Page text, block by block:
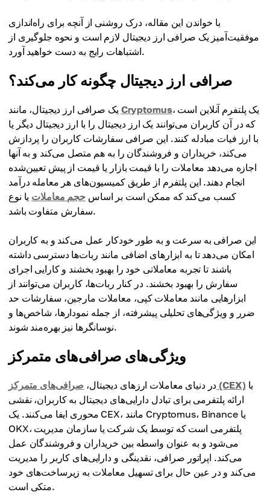
با خواندن این مقاله، درک روشنی از آنچه برای راه‌اندازی
موفقیت‌آمیز یک صرافی ارز دیجیتال لازم است و نحوه جلوگیری از
اشتباهات رایج به دست خواهید آورد.
صرافی ارز دیجیتال چگونه کار می‌کند؟
Cryptomus، یک پلتفرم آنلاین است
که در آن کاربران می‌توانند یک ارز دیجیتال را با ارز دیجیتال دیگر یا
با ارز فیات مبادله کنند. این صرافی سفارشات کاربران را پردازش
می‌کند، خریداران و فروشندگان را به هم متصل می‌کند و به آنها
اجازه می‌دهد معاملات را با قیمت بازار یا قیمت از پیش تعیین‌شده
انجام دهند. این پلتفرم از طریق کمیسیون‌های هر معامله درآمد
کسب می‌کند که ممکن است بر اساسحجم معاملات یا نوع
سفارش متفاوت باشد.
این صرافی به سرعت و به طور خودکار عمل می‌کند و به کاربران
امکان می‌دهد تا به ابزارهای اضافی مانند ربات‌ها دسترسی داشته
باشند تا تجربه معاملاتی خود را بهبود بخشند و کارایی اجرای
سفارش را بهبود بخشند. در کنار ربات‌ها، کاربران می‌توانند از
ابزارهایی مانند معاملات کپی، معاملات مارجین، سفارشات حد
ضرر و ویژگی‌های تحلیلی پیشرفته، از جمله نمودارها، شاخص‌ها و
نوسانگرها نیز بهره‌مند شوند.
ویژگی‌های صرافی‌های متمرکز
در دنیای معاملات ارزهای دیجیتال، صرافی‌های متمرکز (CEX)
ارائه پلتفرمی برای تبادل دارایی‌های دیجیتال به کاربران، نقشی
محوری ایفا می‌کنند. یک CEX، مانند Cryptomus، Binance یا
OKX، پلتفرمی است که توسط یک شرکت یا سازمان مدیریت
می‌شود و به عنوان واسطه بین خریداران و فروشندگان عمل
می‌کند. اپراتور صرافی، نقدینگی و دارایی‌های کاربر را مدیریت
می‌کند و در عین حال برای تسهیل معاملات به زیرساخت‌های خود
متکی است.